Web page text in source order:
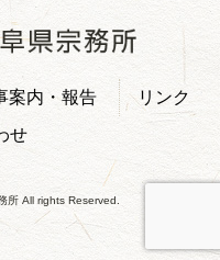
案内・報告
リンク
せ
所 All rights Reserved.